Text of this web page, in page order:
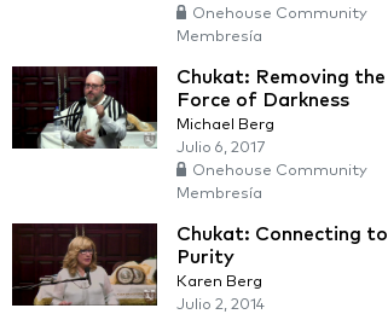
Onehouse Community
Membresía
Chukat: Removing the
Force of Darkness
Michael Berg
Julio 6, 2017
Onehouse Community
Membresía
Chukat: Connecting to
Purity
Karen Berg
Julio 2, 2014